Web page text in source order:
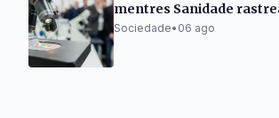
mentres Sanidade
Sociedade• 06 ago